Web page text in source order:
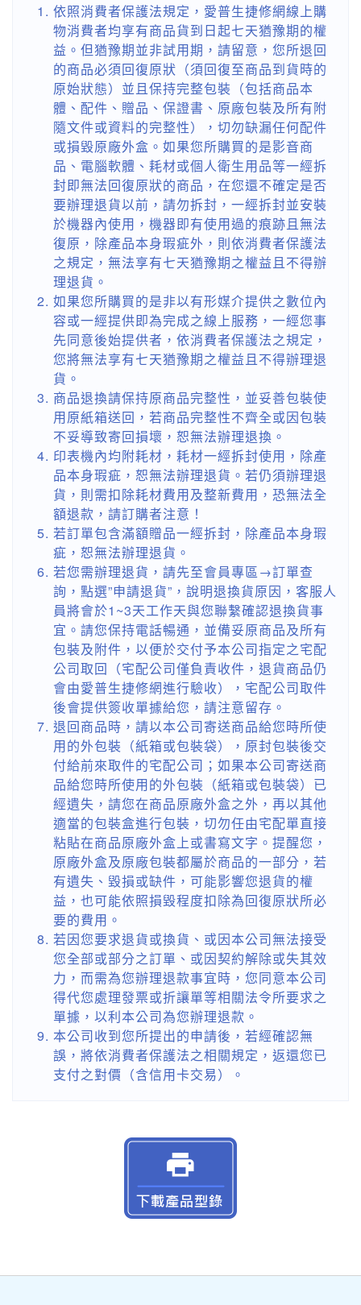
依照消費者保護法規定，愛普生捷修網線上購
物消費者均享有商品貨到日起七天猶豫期的權
益。但猶豫期並非試用期，請留意，您所退回
的商品必須回復原狀（須回復至商品到貨時的
原始狀態）並且保持完整包裝（包括商品本
體、配件、贈品、保證書、原廠包裝及所有附
隨文件或資料的完整性），切勿缺漏任何配件
或損毀原廠外盒。如果您所購買的是影音商
品、電腦軟體、耗材或個人衛生用品等一經拆
封即無法回復原狀的商品，在您還不確定是否
要辦理退貨以前，請勿拆封，一經拆封並安裝
於機器內使用，機器即有使用過的痕跡且無法
復原，除產品本身瑕疵外，則依消費者保護法
之規定，無法享有七天猶豫期之權益且不得辦
理退貨。
如果您所購買的是非以有形媒介提供之數位內
容或一經提供即為完成之線上服務，一經您事
先同意後始提供者，依消費者保護法之規定，
您將無法享有七天猶豫期之權益且不得辦理退
貨。
商品退換請保持原商品完整性，並妥善包裝使
用原紙箱送回，若商品完整性不齊全或因包裝
不妥導致寄回損壞，恕無法辦理退換。
印表機內均附耗材，耗材一經拆封使用，除產
品本身瑕疵，恕無法辦理退貨。若仍須辦理退
貨，則需扣除耗材費用及整新費用，恐無法全
額退款，請訂購者注意！
若訂單包含滿額贈品一經拆封，除產品本身瑕
疵，恕無法辦理退貨。
若您需辦理退貨，請先至會員專區→訂單查
詢，點選”申請退貨”，說明退換貨原因，客服人
員將會於1~3天工作天與您聯繫確認退換貨事
宜。請您保持電話暢通，並備妥原商品及所有
包裝及附件，以便於交付予本公司指定之宅配
公司取回（宅配公司僅負責收件，退貨商品仍
會由愛普生捷修網進行驗收），宅配公司取件
後會提供簽收單據給您，請注意留存。
退回商品時，請以本公司寄送商品給您時所使
用的外包裝（紙箱或包裝袋），原封包裝後交
付給前來取件的宅配公司；如果本公司寄送商
品給您時所使用的外包裝（紙箱或包裝袋）已
經遺失，請您在商品原廠外盒之外，再以其他
適當的包裝盒進行包裝，切勿任由宅配單直接
粘貼在商品原廠外盒上或書寫文字。提醒您，
原廠外盒及原廠包裝都屬於商品的一部分，若
有遺失、毀損或缺件，可能影響您退貨的權
益，也可能依照損毀程度扣除為回復原狀所必
要的費用。
若因您要求退貨或換貨、或因本公司無法接受
您全部或部分之訂單、或因契約解除或失其效
力，而需為您辦理退款事宜時，您同意本公司
得代您處理發票或折讓單等相關法令所要求之
單據，以利本公司為您辦理退款。
本公司收到您所提出的申請後，若經確認無
誤，將依消費者保護法之相關規定，返還您已
支付之對價（含信用卡交易）。